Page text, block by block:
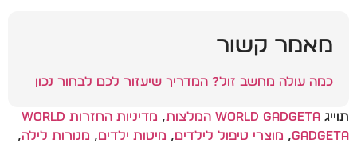
מאמר קשור
כמה עולה מחשב זול? המדריך שיעזור לכם לבחור נכון
תוייג World Gadgeta המלצות ,
מדיניות החזרות World
Gadgeta
, מוצרי טיפול לילדים, מיטות ילדים, מנורות לילה,